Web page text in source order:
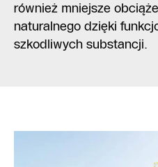
również mniejsze
naturalnego dzięki
szkodliwych substancji.